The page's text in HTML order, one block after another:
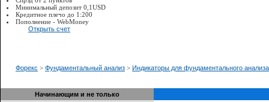
Минимальный депозит 0,1USD
Кредитное плечо до 1:200
Пополнение - WebMoney
Открыть счет
Форекс > Фундаментальный анализ > Индикаторы для фундаментального анализа
Начинающим и не только